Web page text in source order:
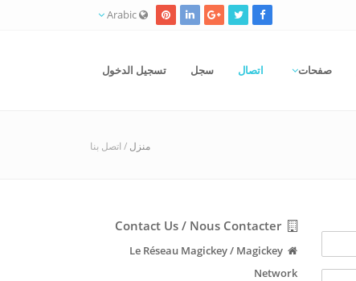
صفحات اتصال سجل تسجيل الدخول
منزل / اتصل بنا
Contact Us / Nous Contacter
Le Réseau Magickey / Magickey
Network